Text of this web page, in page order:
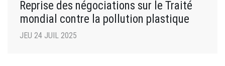
Reprise des négociations sur le Traité
mondial contre la pollution plastique
JEU 24 JUIL 2025